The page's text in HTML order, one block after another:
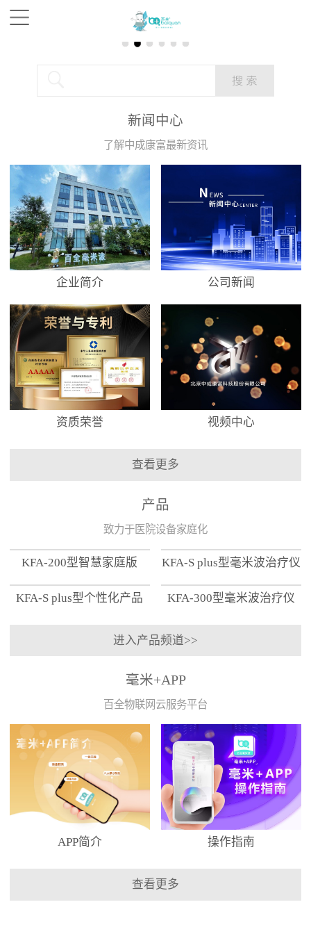
新闻中心
了解中成康富最新资讯
企业简介 公司新闻
资质荣誉 视频中心
查看更多
产品
致力于医院设备家庭化
KFA-200型智慧家庭版 KFA-S plus型毫米波治疗仪
KFA-S plus型个性化产品
KFA-300型毫米波治疗仪
进入产品频道>>
毫米+APP
百全物联网云服务平台
APP简介 操作指南
查看更多